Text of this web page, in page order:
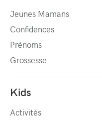
Jeunes Mamans
Confidences
Prénoms
Grossesse
Kids
Activités